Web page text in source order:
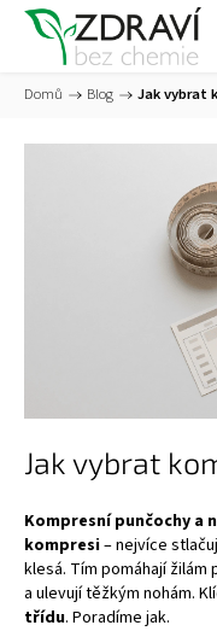
Domů / Blog / Jak vybrat
Jak vybrat
Kompresní punčochy a
kompresi– nejvíce
klesá. Tím pomáhají
a ulevují těžkým nohám.
třídu. Poradíme jak.